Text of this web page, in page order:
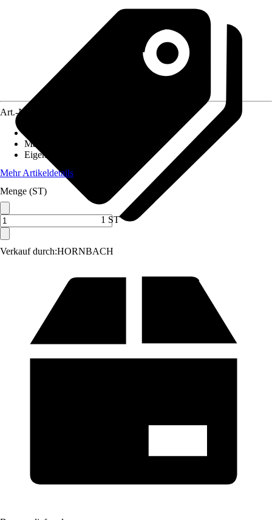
Verkauf durch:HORNBACH
Art.-Nr.
Material
Eigenschaft
Mehr Artikeldetails
Menge (ST)
1 ST